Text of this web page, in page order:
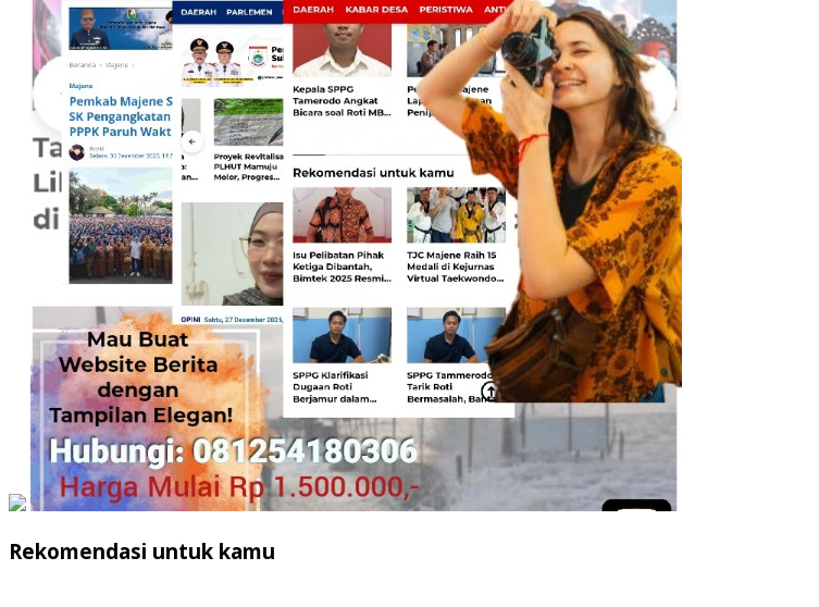
Rekomendasi untuk kamu